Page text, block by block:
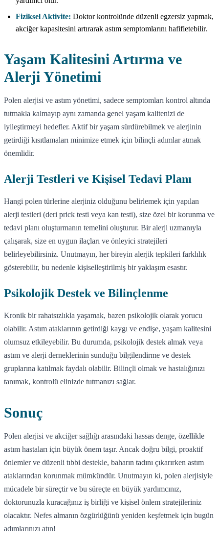
Fiziksel Aktivite: Doktor kontrolünde düzenli egzersiz yapmak,
akciğer kapasitesini artırarak astım semptomlarını hafifletebilir.
Yaşam Kalitesini Artırma ve
Alerji Yönetimi
Polen alerjisi ve astım yönetimi, sadece semptomları kontrol altında
tutmakla kalmayıp aynı zamanda genel yaşam kalitenizi de
iyileştirmeyi hedefler. Aktif bir yaşam sürdürebilmek ve alerjinin
getirdiği kısıtlamaları minimize etmek için bilinçli adımlar atmak
önemlidir.
Alerji Testleri ve Kişisel Tedavi Planı
Hangi polen türlerine alerjiniz olduğunu belirlemek için yapılan
alerji testleri (deri prick testi veya kan testi), size özel bir korunma ve
tedavi planı oluşturmanın temelini oluşturur. Bir alerji uzmanıyla
çalışarak, size en uygun ilaçları ve önleyici stratejileri
belirleyebilirsiniz. Unutmayın, her bireyin alerjik tepkileri farklılık
gösterebilir, bu nedenle kişiselleştirilmiş bir yaklaşım esastır.
Psikolojik Destek ve Bilinçlenme
Kronik bir rahatsızlıkla yaşamak, bazen psikolojik olarak yorucu
olabilir. Astım ataklarının getirdiği kaygı ve endişe, yaşam kalitesini
olumsuz etkileyebilir. Bu durumda, psikolojik destek almak veya
astım ve alerji derneklerinin sunduğu bilgilendirme ve destek
gruplarına katılmak faydalı olabilir. Bilinçli olmak ve hastalığınızı
tanımak, kontrolü elinizde tutmanızı sağlar.
Sonuç
Polen alerjisi ve akciğer sağlığı arasındaki hassas denge, özellikle
astım hastaları için büyük önem taşır. Ancak doğru bilgi, proaktif
önlemler ve düzenli tıbbi destekle, baharın tadını çıkarırken astım
ataklarından korunmak mümkündür. Unutmayın ki, polen alerjisiyle
mücadele bir süreçtir ve bu süreçte en büyük yardımcınız,
doktorunuzla kuracağınız iş birliği ve kişisel önlem stratejileriniz
olacaktır. Nefes almanın özgürlüğünü yeniden keşfetmek için bugün
adımlarınızı atın!